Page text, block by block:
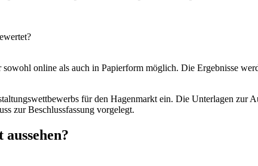
online als auch in Papierform möglich. Die Ergebnisse
für den Hagenmarkt ein. Die Unterlagen zur
zur Beschlussfassung vorgelegt.